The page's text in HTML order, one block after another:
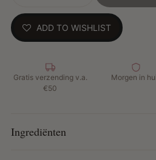
het gebruik van Morgan’s Beard
verzorging van baard en huid.
Belangrijkste Kenmerken:
Verzacht en voedt baardharen
Fris, opwekkend aroma van
ADD TO WISHLIST
Gratis verzending v.a.
€50
Morgen in
Ingrediënten